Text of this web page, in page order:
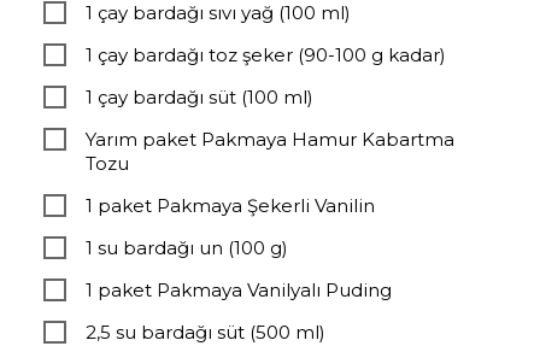
1 çay bardağı sıvı yağ (100 ml)
1 çay bardağı toz şeker (90-100 g kadar)
1 çay bardağı süt (100 ml)
Yarım paket Pakmaya Hamur Kabartma
Tozu
1 paket Pakmaya Şekerli Vanilin
1 su bardağı un (100 g)
1 paket Pakmaya Vanilyalı Puding
2,5 su bardağı süt (500 ml)